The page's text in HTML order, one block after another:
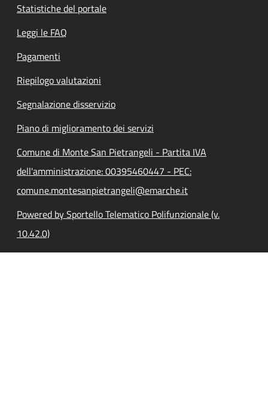
Statistiche del portale
Leggi le FAQ
Pagamenti
Riepilogo valutazioni
Segnalazione disservizio
Piano di miglioramento dei servizi
Comune di Monte San Pietrangeli - Partita IVA
dell'amministrazione: 00395460447 - PEC:
comune.montesanpietrangeli@emarche.it
Powered by Sportello Telematico Polifunzionale (v.
10.42.0)